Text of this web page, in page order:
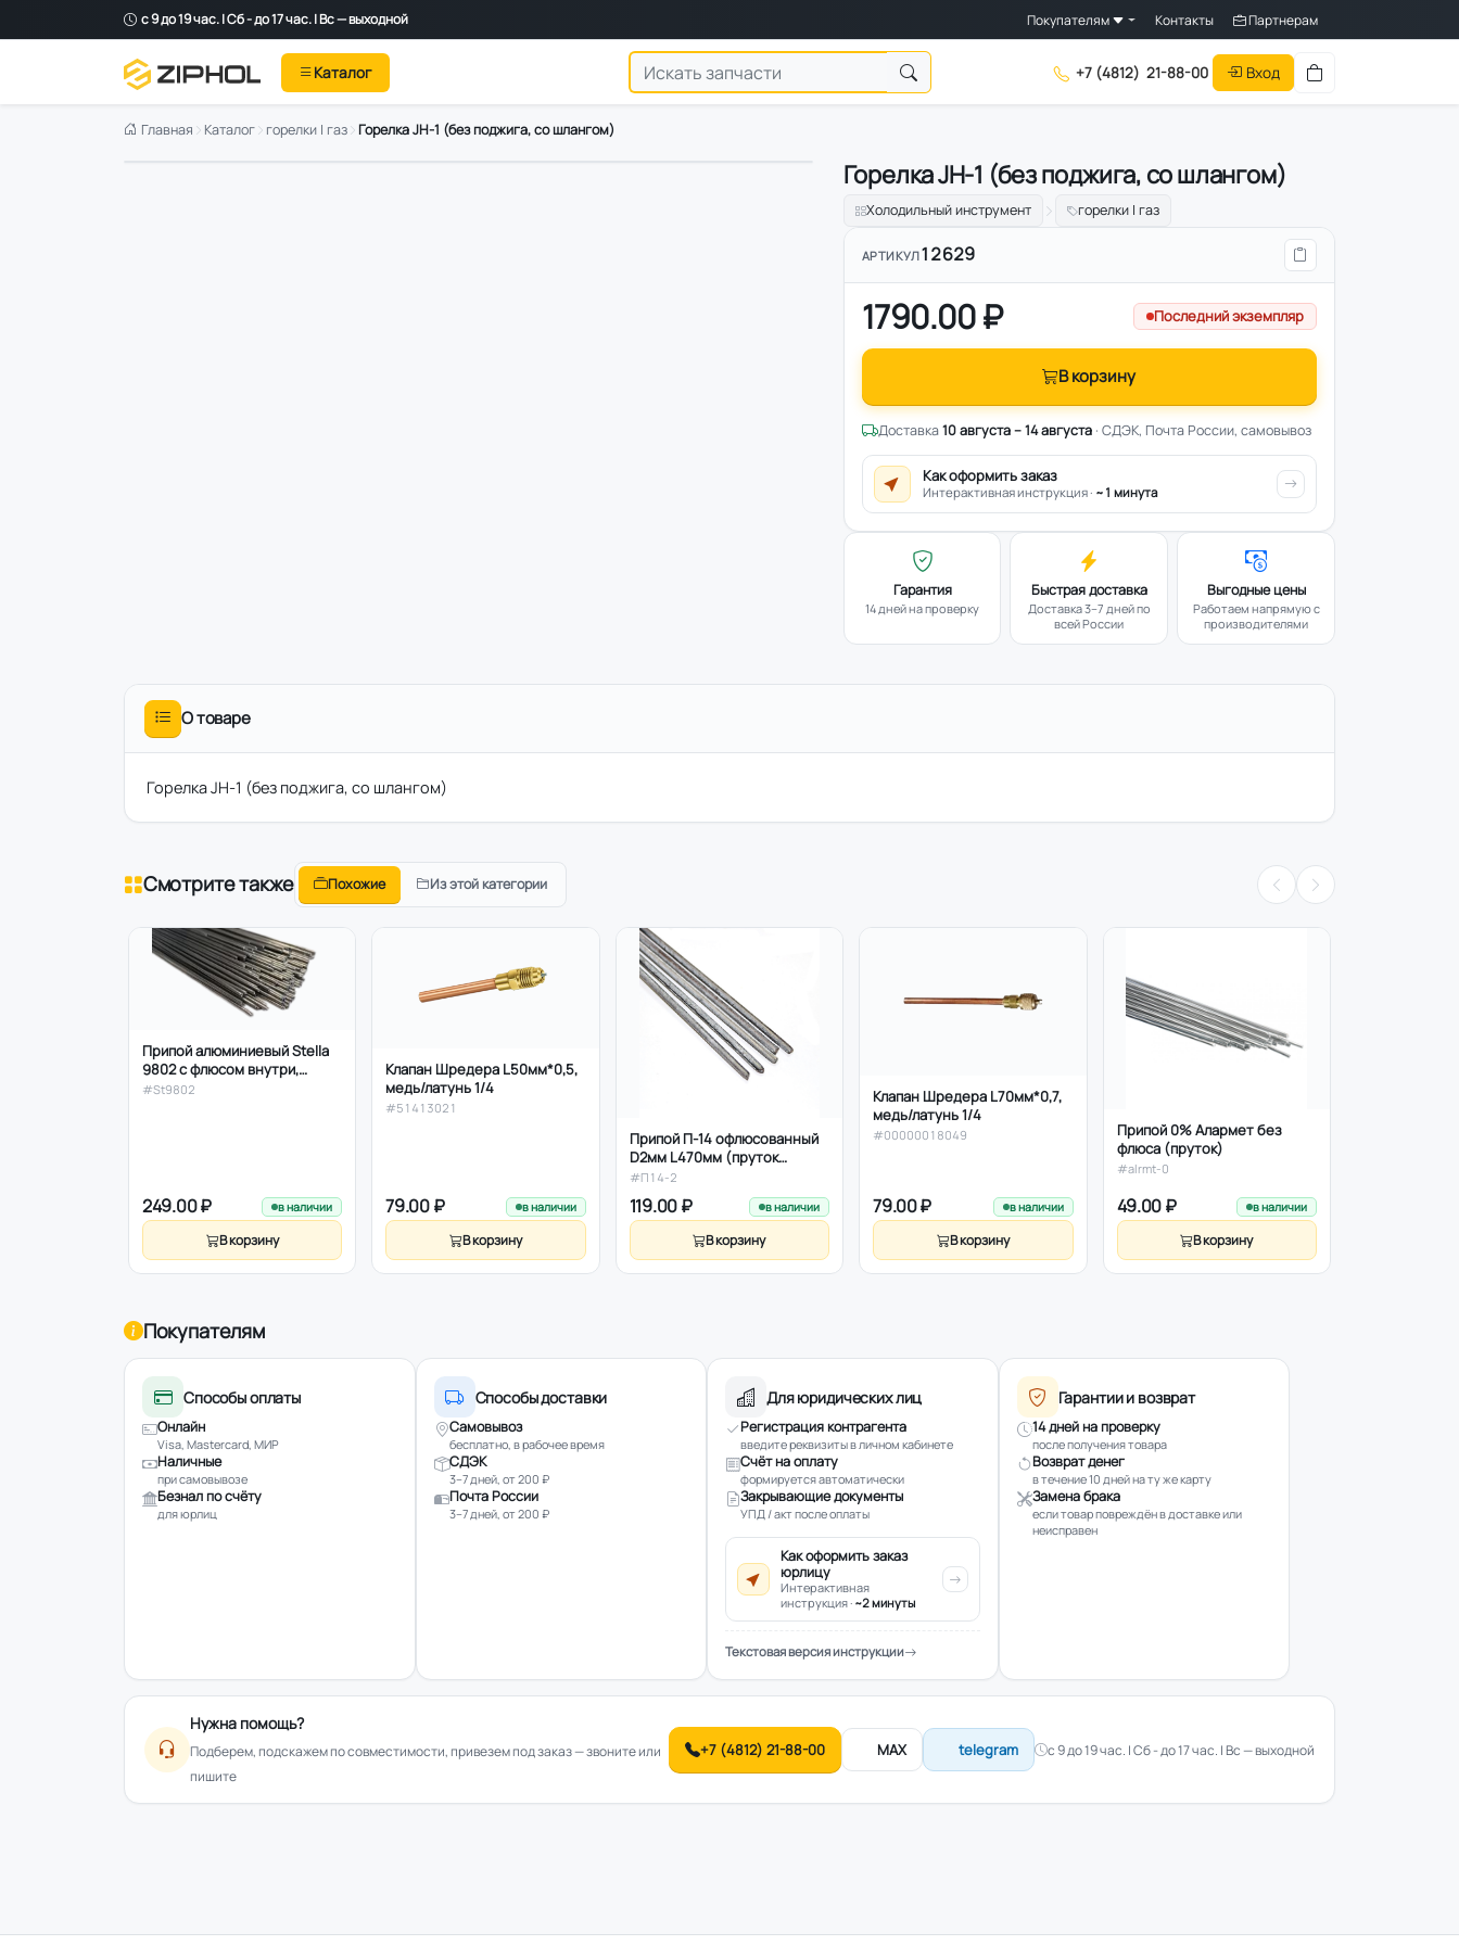
с 9 до 19 час. | Сб - до 17 час. | Вс — выходной Покупателям Контакты Партнерам
Каталог +7 (4812) 21-88-00 Вход
Главная Каталог горелки | газ Горелка JH-1 (без поджига, со шлангом)
Горелка JH-1 (без поджига, со шлангом)
Холодильный инструмент горелки | газ
АРТИКУЛ12629
1790.00 ₽ Последний экземпляр
В корзину
Доставка10 августа – 14 августа· СДЭК, Почта России, самовывоз
Как оформить заказ
Интерактивная инструкция · ~1 минута
Гарантия
14 дней на проверку
Быстрая доставка
Доставка 3–7 дней по
всей России
Выгодные цены
Работаем напрямую с
производителями
О товаре
Горелка JH-1 (без поджига, со шлангом)
Смотрите также Похожие Из этой категории
Припой алюминиевый Stella
9802 с флюсом внутри,
Италия, 7,9гр/пруток
#St9802
249.00 ₽ в наличии
В корзину
Клапан Шредера L50мм*0,5,
медь/латунь 1/4
#51413021
79.00 ₽ в наличии
В корзину
Припой П-14 офлюсованный
D2мм L470мм (пруток
-13грамм)
#П14-2
119.00 ₽ в наличии
В корзину
Клапан Шредера L70мм*0,7,
медь/латунь 1/4
#00000018049
79.00 ₽ в наличии
В корзину
Припой 0% Алармет без
флюса (пруток)
#alrmt-0
49.00 ₽ в наличии
В корзину
Покупателям
Способы оплаты
Онлайн
Visa, Mastercard, МИР
Наличные
при самовывозе
Безнал по счёту
для юрлиц
Способы доставки
Самовывоз
бесплатно, в рабочее время
СДЭК
3–7 дней, от 200 ₽
Почта России
3–7 дней, от 200 ₽
Для юридических лиц
Регистрация контрагента
введите реквизиты в личном кабинете
Счёт на оплату
формируется автоматически
Закрывающие документы
УПД / акт после оплаты
Как оформить заказ
юрлицу
Интерактивная
инструкция · ~2 минуты
Текстовая версия инструкции
Гарантии и возврат
14 дней на проверку
после получения товара
Возврат денег
в течение 10 дней на ту же карту
Замена брака
если товар повреждён в доставке или
неисправен
Нужна помощь?
Подберем, подскажем по совместимости, привезем под заказ — звоните или
пишите
+7 (4812) 21-88-00 MAX telegram с 9 до 19 час. | Сб - до 17 час. | Вс — выходной